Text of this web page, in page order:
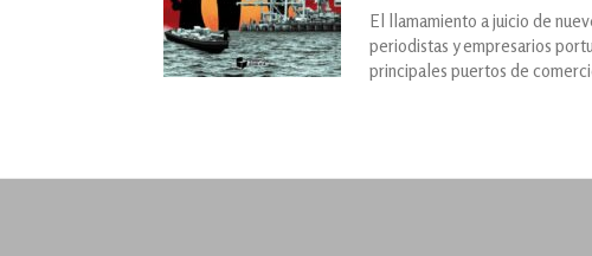
El llamamiento a juicio de
periodistas y empresarios
principales puertos de